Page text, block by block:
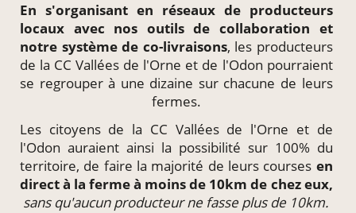
En s'organisant en réseaux de producteurs
locaux avec nos outils de collaboration et
notre système de co-livraisons, les producteurs
de la CC Vallées de l'Orne et de l'Odon pourraient
se regrouper à une dizaine sur chacune de leurs
fermes.
Les citoyens de la CC Vallées de l'Orne et de
l'Odon auraient ainsi la possibilité sur 100% du
territoire, de faire la majorité de leurs courses en
direct à la ferme à moins de 10km de chez eux,
sans qu'aucun producteur ne fasse plus de 10km.